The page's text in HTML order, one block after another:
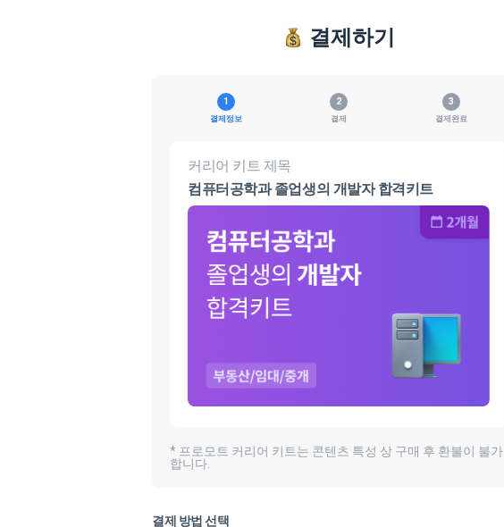
결제하기
결제정보 결제 결제완료
커리어 키트 제목
컴퓨터공학과 졸업생의 개발자 합격키트
* 프로모트 커리어 키트는 콘텐츠 특성 상 구매 후 환불이 불가
합니다.
결제 방법 선택